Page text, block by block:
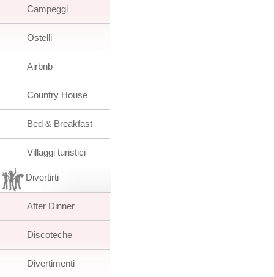
Campeggi
Ostelli
Airbnb
Country House
Bed & Breakfast
Villaggi turistici
Divertirti
After Dinner
Discoteche
Divertimenti